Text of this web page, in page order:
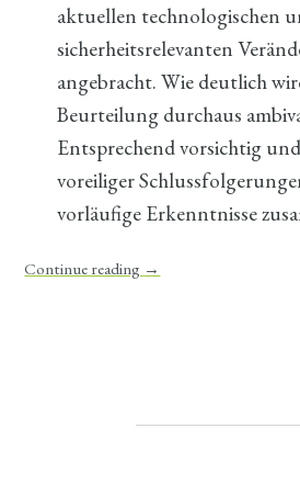
aktuellen technologischen
sicherheitsrelevanten
angebracht. Wie deutlich
Beurteilung durchaus
Entsprechend vorsichtig
voreiliger
vorläufige Erkenntnisse
Continue reading →